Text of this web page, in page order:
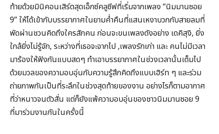
ท้ายด้วยมินิคอนเสิร์ตสุดเอ็กซ์คลูซีฟที่เริ่มจากเพลง “นิมมานซอย
9” ให้ได้เข้ากับบรรยากาศในยามค่ำคืนที่แสนเหงาบวกกับสายลมที่
พัดผ่านชวนคิดถึงใครสักคน ก่อนจะขนเพลงดังอย่าง เดคิสุงิ, ยิ่ง
ใกล้ยิ่งไม่รู้จัก, ระหว่างที่เธอจะจากไป ,เพลงรักเก่า และ คนไม่มีเวลา
มาร้องให้ฟังกันแบบสดๆ ทำเอาบรรยากาศในช่วงเวลานั้นเต็มไป
ด้วยมวลของความอบอุ่นกับความรู้สึกคิดถึงแบบเฮิร์ท ๆ และร่วม
ถ่ายภาพกันเป็นที่ระลึกในช่วงสุดท้ายของงาน อย่างไรก็ตามอากาศ
ที่ว่าหนาวจนตัวสั่น แต่ก็ยังแพ้ความอบอุ่นของชาวนิมมานซอย 9
ที่มาร่วมงานกันในครั้งนี้